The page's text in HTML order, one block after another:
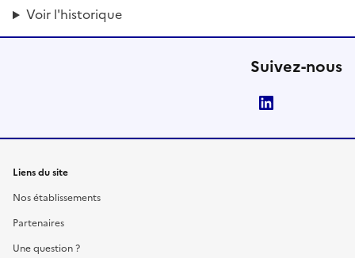
Voir l'historique
Suivez-nous
Liens du site
Nos établissements
Partenaires
Une question ?